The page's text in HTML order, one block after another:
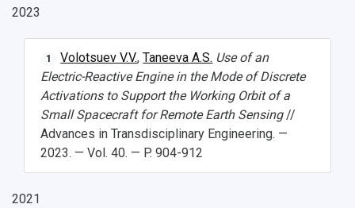
Ключевые факты
Руководство
Наблюдательный совет
Попечительский совет
Ученый совет
Кадровый резерв
Бортжурнал
События
СМИ об университете
Пресс-центр
Газета "Полет"
Газета "Самарский университет"
Мы в соцсетях
Абитуриенту
Магистратура
Аспирантура
Формы обучения
Учебные планы
Дополнительное образование
Институты и факультеты
Образовательные программы
Научные школы и ведущие научные коллективы
Подготовка научных кадров
Конкурс на замещение должностей научных
работников
Научно-технический совет
Научные проекты и темы
Аспирантура и докторантура
2023
1 Volotsuev V.V.,Taneeva A.S. Use of an
Electric-Reactive Engine in the Mode of Discrete
Activations to Support the Working Orbit of a
Small Spacecraft for Remote Earth Sensing//
Advances in Transdisciplinary Engineering. —
2023. — Vol. 40. — P. 904-912
2021